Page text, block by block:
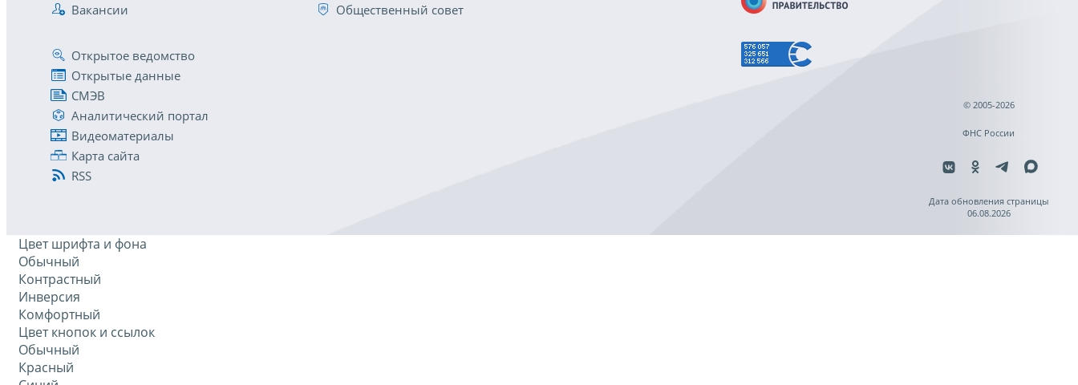
Вакансии
Общественный совет
Открытое ведомство
Открытые данные
СМЭВ
Аналитический портал
Видеоматериалы
Карта сайта
RSS
© 2005-2026
ФНС России
Дата обновления страницы
06.08.2026
Цвет шрифта и фона
Обычный
Контрастный
Инверсия
Комфортный
Цвет кнопок и ссылок
Обычный
Красный